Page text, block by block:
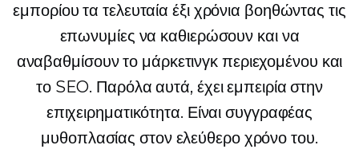
εμπορίου τα τελευταία έξι χρόνια βοηθώντας τις
επωνυμίες να καθιερώσουν και να
αναβαθμίσουν το μάρκετινγκ περιεχομένου και
το SEO. Παρόλα αυτά, έχει εμπειρία στην
επιχειρηματικότητα. Είναι συγγραφέας
μυθοπλασίας στον ελεύθερο χρόνο του.